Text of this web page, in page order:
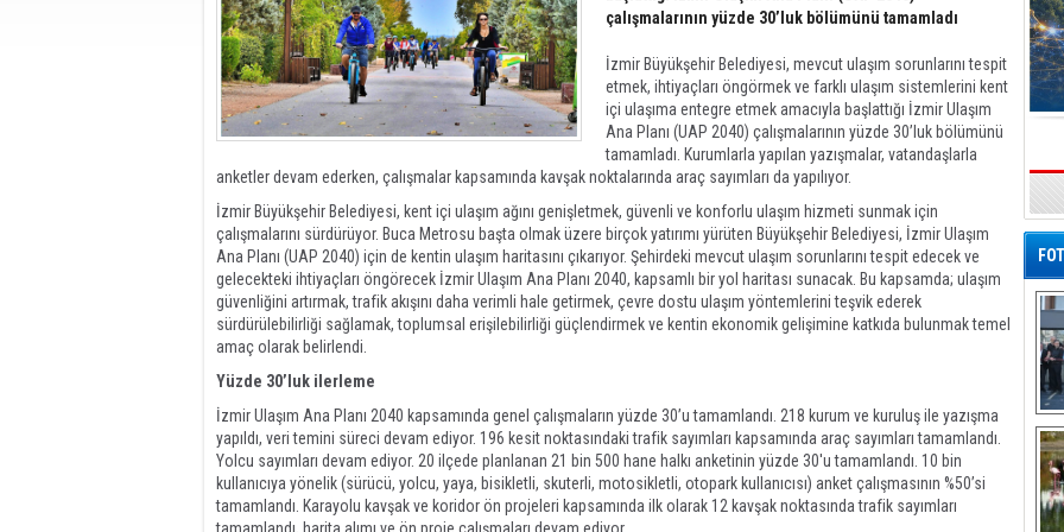
çalışmalarının yüzde 30’luk bölümünü tamamladı
İzmir Büyükşehir Belediyesi, mevcut ulaşım sorunlarını tespit
etmek, ihtiyaçları öngörmek ve farklı ulaşım sistemlerini kent
içi ulaşıma entegre etmek amacıyla başlattığı İzmir Ulaşım
Ana Planı (UAP 2040) çalışmalarının yüzde 30’luk bölümünü
tamamladı. Kurumlarla yapılan yazışmalar, vatandaşlarla
anketler devam ederken, çalışmalar kapsamında kavşak noktalarında araç sayımları da yapılıyor.
İzmir Büyükşehir Belediyesi, kent içi ulaşım ağını genişletmek, güvenli ve konforlu ulaşım hizmeti sunmak için
çalışmalarını sürdürüyor. Buca Metrosu başta olmak üzere birçok yatırımı yürüten Büyükşehir Belediyesi, İzmir Ulaşım
Ana Planı (UAP 2040) için de kentin ulaşım haritasını çıkarıyor. Şehirdeki mevcut ulaşım sorunlarını tespit edecek ve
gelecekteki ihtiyaçları öngörecek İzmir Ulaşım Ana Planı 2040, kapsamlı bir yol haritası sunacak. Bu kapsamda; ulaşım
güvenliğini artırmak, trafik akışını daha verimli hale getirmek, çevre dostu ulaşım yöntemlerini teşvik ederek
sürdürülebilirliği sağlamak, toplumsal erişilebilirliği güçlendirmek ve kentin ekonomik gelişimine katkıda bulunmak temel
amaç olarak belirlendi.
Yüzde 30’luk ilerleme
İzmir Ulaşım Ana Planı 2040 kapsamında genel çalışmaların yüzde 30’u tamamlandı. 218 kurum ve kuruluş ile yazışma
yapıldı, veri temini süreci devam ediyor. 196 kesit noktasındaki trafik sayımları kapsamında araç sayımları tamamlandı.
Yolcu sayımları devam ediyor. 20 ilçede planlanan 21 bin 500 hane halkı anketinin yüzde 30'u tamamlandı. 10 bin
kullanıcıya yönelik (sürücü, yolcu, yaya, bisikletli, skuterli, motosikletli, otopark kullanıcısı) anket çalışmasının %50’si
tamamlandı. Karayolu kavşak ve koridor ön projeleri kapsamında ilk olarak 12 kavşak noktasında trafik sayımları